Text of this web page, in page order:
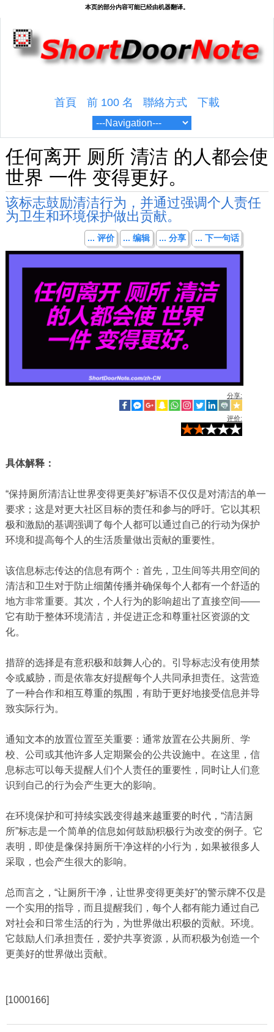
首頁 前 100 名 聯絡方式 下載
任何离开 厕所 清洁 的人都会使
世界 一件 变得更好。
该标志鼓励清洁行为，并通过强调个人​​责任
为卫生和环境保护做出贡献。
... 评价 ... 编辑 ... 分享 ... 下一句话
分享:
评价:
具体解释：
“保持厕所清洁让世界变得更美好”标语不仅仅是对清洁的单一
要求；这是对更大社区目标的责任和参与的呼吁。它以其积
极和激励的基调强调了每个人都可以通过自己的行动为保护
环境和提高每个人的生活质量做出贡献的重要性。
该信息标志传达的信息有两个：首先，卫生间等共用空间的
清洁和卫生对于防止细菌传播并确保每个人都有一个舒适的
地方非常重要。其次，个人行为的影响超出了直接空间——
它有助于整体环境清洁，并促进正念和尊重社区资源的文
化。
措辞的选择是有意积极和鼓舞人心的。引导标志没有使用禁
令或威胁，而是依靠友好提醒每个人共同承担责任。这营造
了一种合作和相互尊重的氛围，有助于更好地接受信息并导
致实际行为。
通知文本的放置位置至关重要：通常放置在公共厕所、学
校、公司或其他许多人定期聚会的公共设施中。在这里，信
息标志可以每天提醒人们个人责任的重要性，同时让人们意
识到自己的行为会产生更大的影响。
在环境保护和可持续实践变得越来越重要的时代，“清洁厕
所”标志是一个简单的信息如何鼓励积极行为改变的例子。它
表明，即使是像保持厕所干净这样的小行为，如果被很多人
采取，也会产生很大的影响。
总而言之，“让厕所干净，让世界变得更美好”的警示牌不仅是
一个实用的指导，而且提醒我们，每个人都有能力通过自己
对社会和日常生活的行为，为世界做出积极的贡献。环境。
它鼓励人们承担责任，爱护共享资源，从而积极为创造一个
更美好的世界做出贡献。
[1000166]